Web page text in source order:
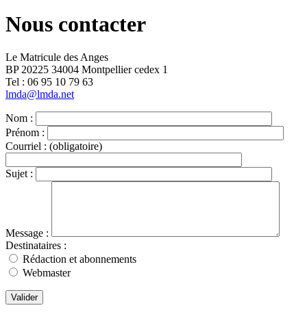
Nous contacter
Le Matricule des Anges
BP 20225 34004 Montpellier cedex 1
Tel : ‭06 95 10 79 63
lmda@lmda.net
Nom :
Prénom :
Courriel : (obligatoire)
Sujet :
Message :
Destinataires :
Rédaction et abonnements
Webmaster
Valider